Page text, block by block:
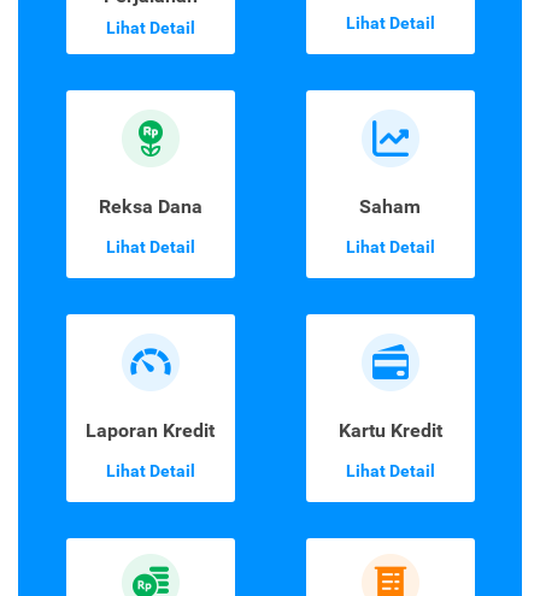
Lihat Detail Lihat Detail
Reksa Dana
Lihat Detail
Saham
Lihat Detail
Laporan Kredit
Lihat Detail
Kartu Kredit
Lihat Detail